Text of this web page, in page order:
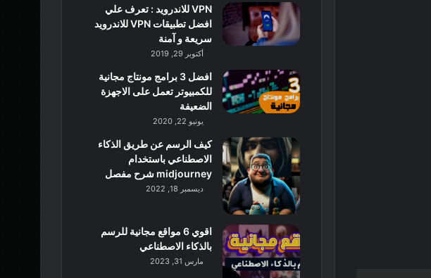
VPN للاندرويد : تعرف علي
افضل تطبيقات VPN للاندرويد
سريعة و آمنة
أكتوبر 29, 2019
افضل 3 برامج مونتاج مجانية
للكمبيوتر تعمل على الاجهزة
الضعيفة
يونيو 22, 2020
كيف الرسم عن طريق الذكاء
الاصطناعي باستخدام
midjourney شرح مفصل
ديسمبر 18, 2022
اقوي 6 مواقع مجانية للرسم
بالذكاء الاصطناعي
مارس 31, 2023